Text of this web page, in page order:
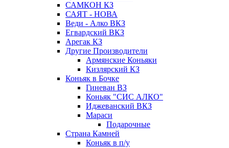
САМКОН КЗ
САЯТ - НОВА
Веди - Алко ВКЗ
Егвардский ВКЗ
Арегак КЗ
Другие Производители
Армянские Коньяки
Кизлярский КЗ
Коньяк в Бочке
Гиневан ВЗ
Коньяк "СИС АЛКО"
Иджеванский ВКЗ
Мараси
Подарочные
Страна Камней
Коньяк в п/у